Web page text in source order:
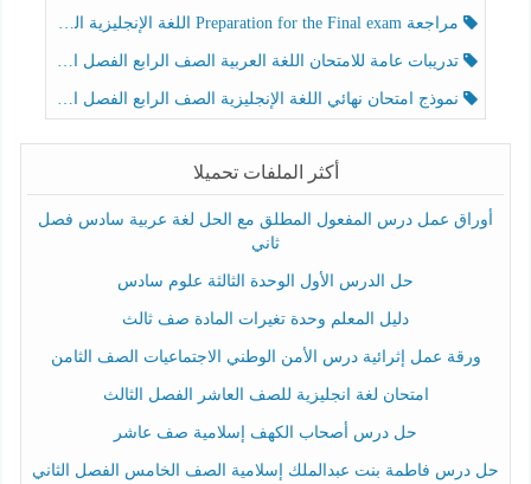
مراجعة Preparation for the Final exam اللغة الإنجليزية الصف الرابع الفصل الثالث
تدريبات عامة للامتحان اللغة العربية الصف الرابع الفصل الثالث
نموذج امتحان نهائي اللغة الإنجليزية الصف الرابع الفصل الثالث
أكثر الملفات تحميلا
أوراق عمل درس المفعول المطلق مع الحل لغة عربية سادس فصل
ثاني
حل الدرس الأول الوحدة الثالثة علوم سادس
دليل المعلم وحدة تغيرات المادة صف ثالث
ورقة عمل إثرائية درس الأمن الوطني الاجتماعيات الصف الثامن
امتحان لغة انجليزية للصف العاشر الفصل الثالث
حل درس أصحاب الكهف إسلامية صف عاشر
حل درس فاطمة بنت عبدالملك إسلامية الصف الخامس الفصل الثاني